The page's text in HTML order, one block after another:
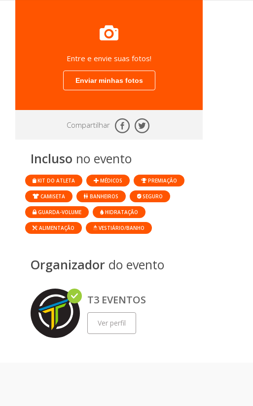
Entre e envie suas fotos!
Enviar minhas fotos
Compartilhar
Incluso no evento
KIT DO ATLETA MÉDICOS PREMIAÇÃO
CAMISETA BANHEIROS SEGURO
GUARDA-VOLUME HIDRATAÇÃO
ALIMENTAÇÃO VESTIÁRIO/BANHO
Organizador do evento
T3 EVENTOS
Ver perfil